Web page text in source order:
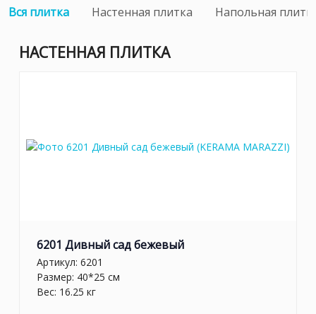
Вся плитка Настенная плитка Напольная
НАСТЕННАЯ ПЛИТКА
6201 Дивный сад бежевый
Артикул: 6201
Размер: 40*25 см
Вес: 16.25 кг